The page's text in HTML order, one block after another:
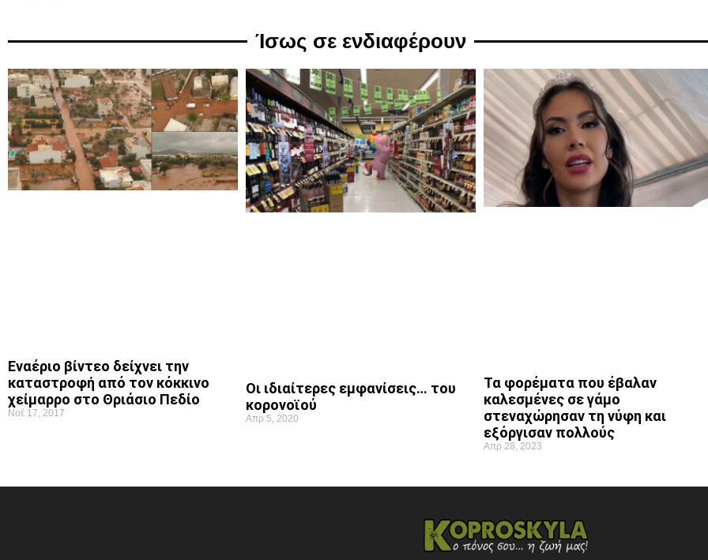
Ίσως σε ενδιαφέρουν
Εναέριο βίντεο δείχνει την
καταστροφή από τον κόκκινο
χείμαρρο στο Θριάσιο Πεδίο
Νοέ 17, 2017
Οι ιδιαίτερες εμφανίσεις… του
κορονοϊού
Απρ 5, 2020
Τα φορέματα που έβαλαν
καλεσμένες σε γάμο
στεναχώρησαν τη νύφη και
εξόργισαν πολλούς
Απρ 28, 2023